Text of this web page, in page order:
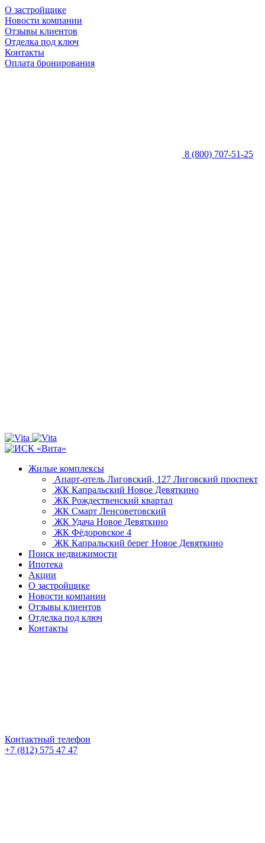
О застройщике
Новости компании
Отзывы клиентов
Отделка под ключ
Контакты
Оплата бронирования
8 (800) 707-51-25
Жилые комплексы
Апарт-отель Лиговский, 127 Лиговский проспект
ЖК Капральский Новое Девяткино
ЖК Рождественский квартал
ЖК Смарт Ленсоветовский
ЖК Удача Новое Девяткино
ЖК Фёдоровское 4
ЖК Капральский берег Новое Девяткино
Поиск недвижимости
Ипотека
Акции
О застройщике
Новости компании
Отзывы клиентов
Отделка под ключ
Контакты
Контактный телефон
+7 (812) 575 47 47